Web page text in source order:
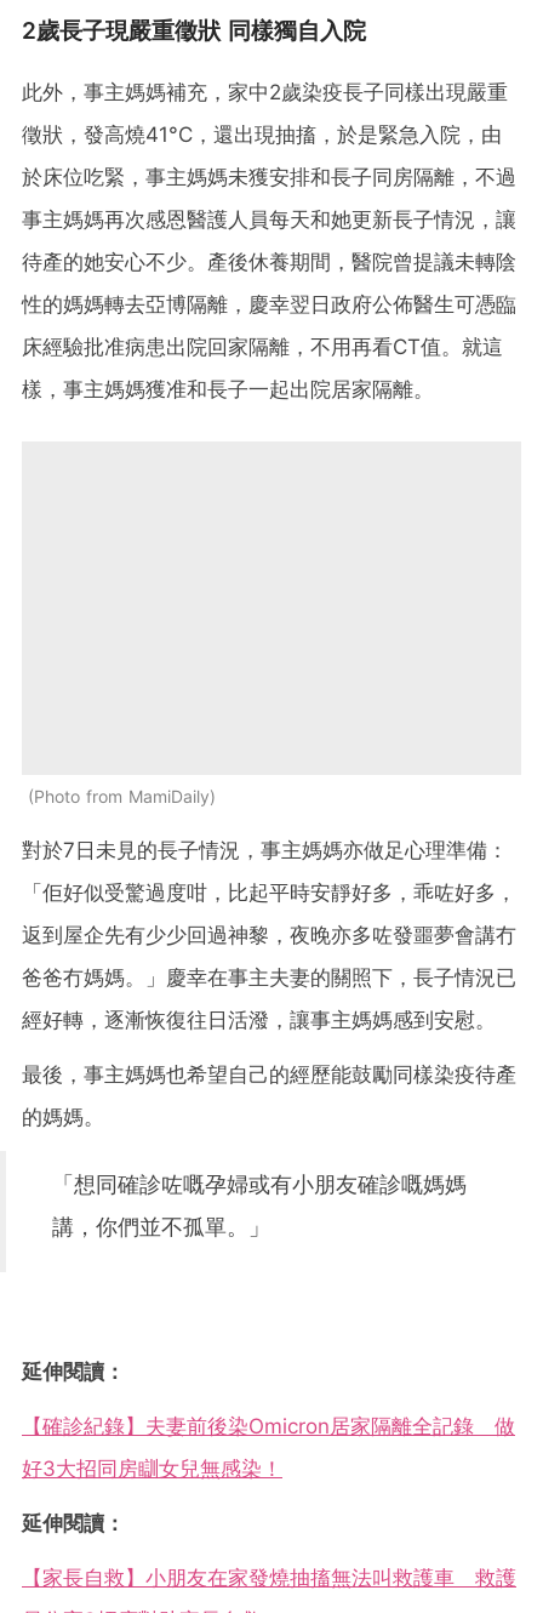
2歲長子現嚴重徵狀 同樣獨自入院
此外，事主媽媽補充，家中2歲染疫長子同樣出現嚴重
徵狀，發高燒41°C，還出現抽搐，於是緊急入院，由
於床位吃緊，事主媽媽未獲安排和長子同房隔離，不過
事主媽媽再次感恩醫護人員每天和她更新長子情況，讓
待產的她安心不少。產後休養期間，醫院曾提議未轉陰
性的媽媽轉去亞博隔離，慶幸翌日政府公佈醫生可憑臨
床經驗批准病患出院回家隔離，不用再看CT值。就這
樣，事主媽媽獲准和長子一起出院居家隔離。
Photo from MamiDaily
對於7日未見的長子情況，事主媽媽亦做足心理準備：
「佢好似受驚過度咁，比起平時安靜好多，乖咗好多，
返到屋企先有少少回過神黎，夜晚亦多咗發噩夢會講冇
爸爸冇媽媽。」慶幸在事主夫妻的關照下，長子情況已
經好轉，逐漸恢復往日活潑，讓事主媽媽感到安慰。
最後，事主媽媽也希望自己的經歷能鼓勵同樣染疫待產
的媽媽。
「想同確診咗嘅孕婦或有小朋友確診嘅媽媽
講，你們並不孤單。」
延伸閱讀：
【確診紀錄】夫妻前後染Omicron居家隔離全記錄 做
好3大招同房瞓女兒無感染！
延伸閱讀：
【家長自救】小朋友在家發燒抽搐無法叫救護車 救護